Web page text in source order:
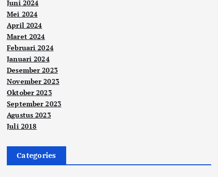
Juni 2024
Mei 2024
April 2024
Maret 2024
Februari 2024
Januari 2024
Desember 2023
November 2023
Oktober 2023
September 2023
Agustus 2023
Juli 2018
Categories